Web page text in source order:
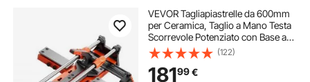
VEVOR Tagliapiastrelle da 600mm
per Ceramica, Taglio a Mano Testa
Scorrevole Potenziato con Base a
Molla, Guida Angolare, Disco da
Taglio, Guida di Allineamento, per
Piastrelle Pavimenti Mattonelle
(122)
18199€